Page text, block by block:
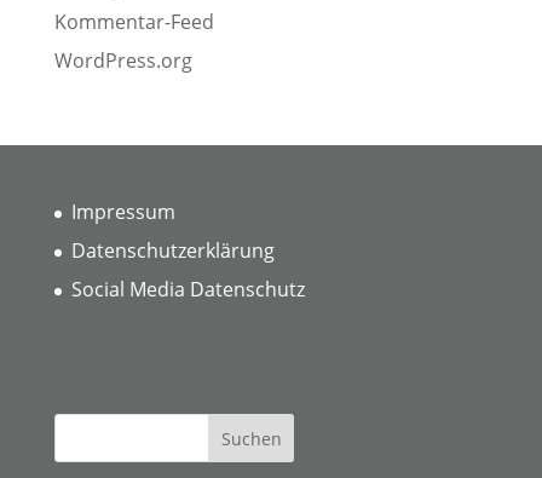
Kommentar-Feed
WordPress.org
Impressum
Datenschutzerklärung
Social Media Datenschutz